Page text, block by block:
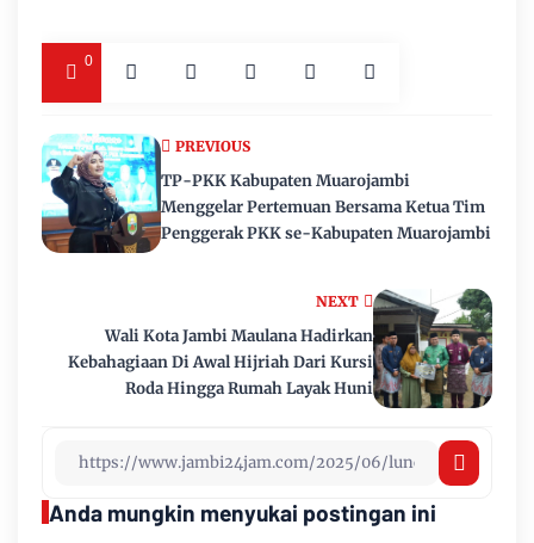
0
NEXT
Wali Kota Jambi Maulana Hadirkan
Kebahagiaan Di Awal Hijriah Dari Kursi
Roda Hingga Rumah Layak Huni
PREVIOUS
TP-PKK Kabupaten Muarojambi
Menggelar Pertemuan Bersama Ketua Tim
Penggerak PKK se-Kabupaten Muarojambi
Anda mungkin menyukai postingan ini